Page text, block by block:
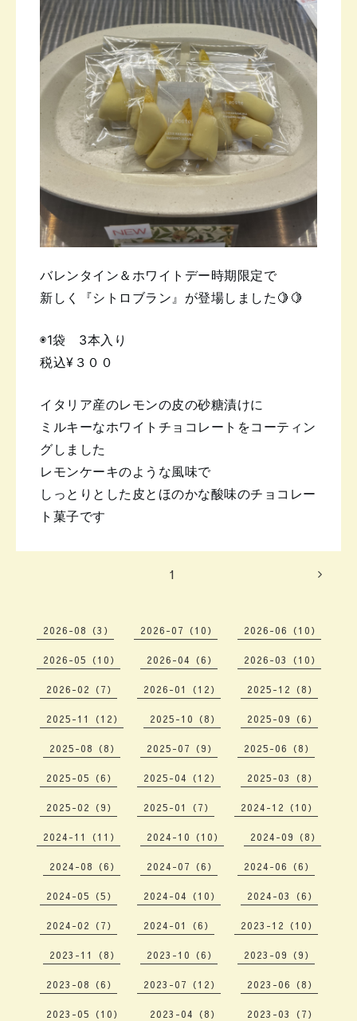
バレンタイン＆ホワイトデー時期限定で
新しく『シトロブラン』が登場しました🍋🍋
◉1袋 3本入り
税込¥３００
イタリア産のレモンの皮の砂糖漬けに
ミルキーなホワイトチョコレートをコーティン
グしました
レモンケーキのような風味で
しっとりとした皮とほのかな酸味のチョコレー
ト菓子です
1
2026-08（3） 2026-07（10） 2026-06（10）
2026-05（10） 2026-04（6） 2026-03（10）
2026-02（7） 2026-01（12） 2025-12（8）
2025-11（12） 2025-10（8） 2025-09（6）
2025-08（8） 2025-07（9） 2025-06（8）
2025-05（6） 2025-04（12） 2025-03（8）
2025-02（9） 2025-01（7） 2024-12（10）
2024-11（11） 2024-10（10） 2024-09（8）
2024-08（6） 2024-07（6） 2024-06（6）
2024-05（5） 2024-04（10） 2024-03（6）
2024-02（7） 2024-01（6） 2023-12（10）
2023-11（8） 2023-10（6） 2023-09（9）
2023-08（6） 2023-07（12） 2023-06（8）
2023-05（10） 2023-04（8） 2023-03（7）